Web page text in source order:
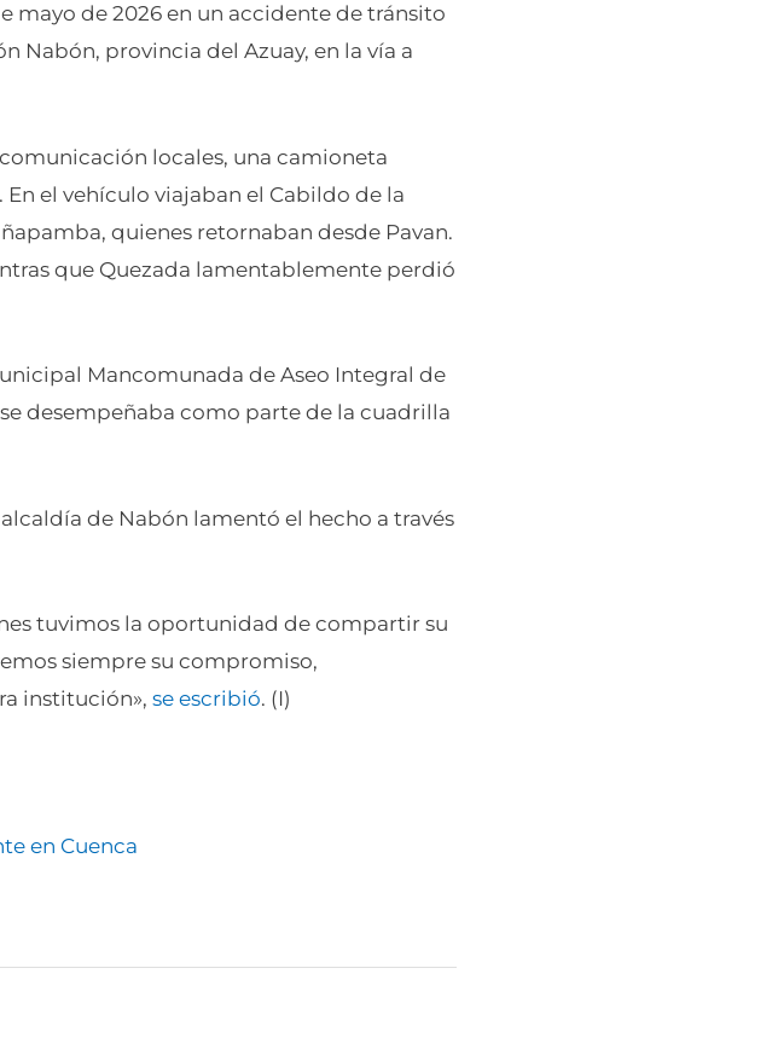
mayo de 2026 en un accidente de tránsito
Nabón, provincia del Azuay, en la vía a
locales, una camioneta
el vehículo viajaban el Cabildo de la
quienes retornaban desde Pavan.
que Quezada lamentablemente perdió
Mancomunada de Aseo Integral de
desempeñaba como parte de la cuadrilla
de Nabón lamentó el hecho a través
tuvimos la oportunidad de compartir su
siempre su compromiso,
institución», se escribió. (I)
en Cuenca